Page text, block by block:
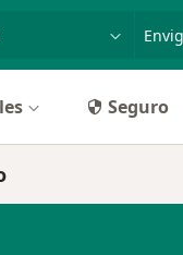
Seguro